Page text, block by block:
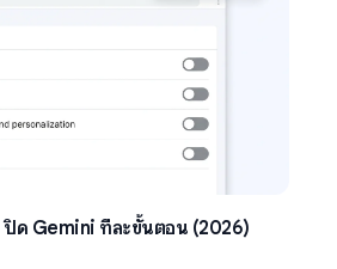
ปิด Gemini ทีละขั้นตอน (2026)